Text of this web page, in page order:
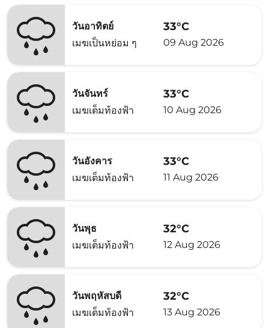
วันอาทิตย์
เมฆเป็นหย่อม ๆ
33°C
09 Aug 2026
วันจันทร์
เมฆเต็มท้องฟ้า
33°C
10 Aug 2026
วันอังคาร
เมฆเต็มท้องฟ้า
33°C
11 Aug 2026
วันพุธ
เมฆเต็มท้องฟ้า
32°C
12 Aug 2026
วันพฤหัสบดี
เมฆเต็มท้องฟ้า
32°C
13 Aug 2026